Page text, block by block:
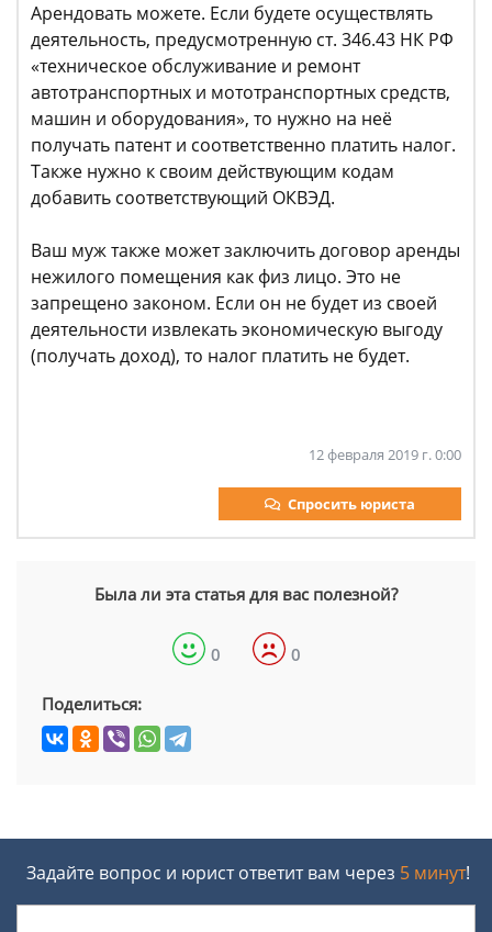
Арендовать можете. Если будете осуществлять
деятельность, предусмотренную ст. 346.43 НК РФ
«техническое обслуживание и ремонт
автотранспортных и мототранспортных средств,
машин и оборудования», то нужно на неё
получать патент и соответственно платить налог.
Также нужно к своим действующим кодам
добавить соответствующий ОКВЭД.
Ваш муж также может заключить договор аренды
нежилого помещения как физ лицо. Это не
запрещено законом. Если он не будет из своей
деятельности извлекать экономическую выгоду
(получать доход), то налог платить не будет.
12 февраля 2019 г. 0:00
Спросить юриста
Была ли эта статья для вас полезной?
0 0
Поделиться:
Задайте вопрос и юрист ответит вам через 5 минут!